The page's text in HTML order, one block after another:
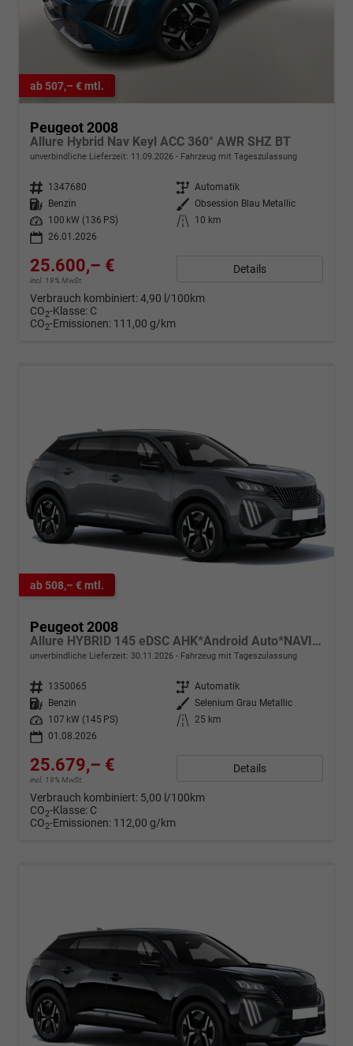
ab 507,– € mtl.
Peugeot 2008
Allure Hybrid Nav Keyl ACC 360° AWR SHZ BT
unverbindliche Lieferzeit: 11.09.2026 Fahrzeug mit Tageszulassung
Fahrzeugnr. 1347680 Getriebe Automatik
Kraftstoff
Benzin Außenfarbe Obsession Blau Metallic
Leistung
100 kW (136 PS) Kilometerstand
10 km
26.01.2026
25.600,– €
incl. 19% MwSt.
Details
Verbrauch kombiniert:4,90 l/100km
CO2-Klasse: C
CO2-Emissionen: 111,00 g/km
ab 508,– € mtl.
Peugeot 2008
Allure HYBRID 145 eDSC AHK*Android Auto*NAVI*SHZ*Keyless*ACC*360°*Totwinkel*Klimaauto
unverbindliche Lieferzeit: 30.11.2026 Fahrzeug mit Tageszulassung
Fahrzeugnr. 1350065 Getriebe Automatik
Kraftstoff
Benzin Außenfarbe Selenium Grau Metallic
Leistung
107 kW (145 PS) Kilometerstand
25 km
01.08.2026
25.679,– €
incl. 19% MwSt.
Details
Verbrauch kombiniert: 5,00 l/100km
CO2-Klasse: C
CO2-Emissionen: 112,00 g/km